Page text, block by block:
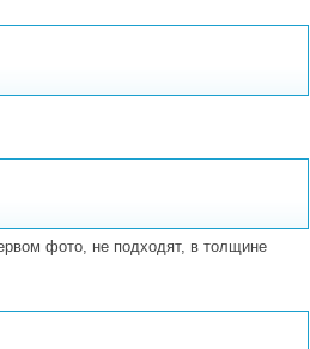
фото, не подходят, в толщине